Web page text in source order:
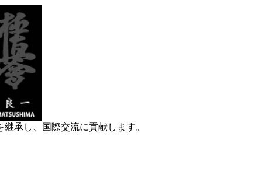
承し、国際交流に貢献します。